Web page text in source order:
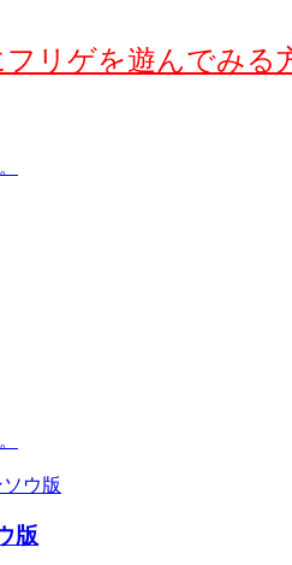
リゲを遊んでみる
版